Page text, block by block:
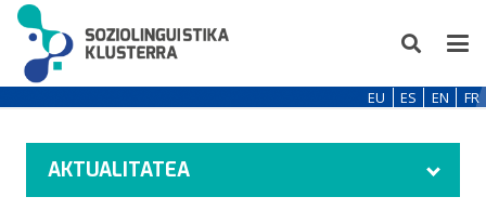
EU ES EN FR
AKTUALITATEA